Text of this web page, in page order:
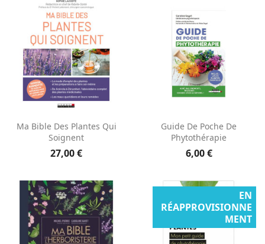
Ma Bible Des Plantes Qui
Soignent
27,00 €
Guide De Poche De
Phytothérapie
6,00 €
EN
RÉAPPROVISIONNE
MENT